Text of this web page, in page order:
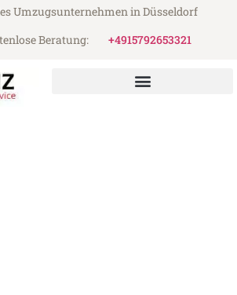
Umzugsunternehmen in Düsseldorf
Beratung:
+4915792653321